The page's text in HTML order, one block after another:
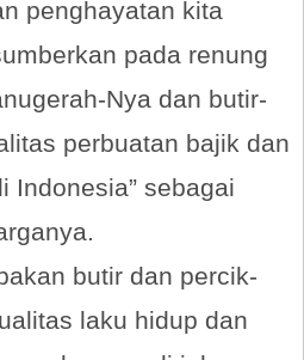
penghayatan kita
pada renung
Nya dan butir-
perbuatan bajik dan
Indonesia” sebagai
butir dan percik-
laku hidup dan